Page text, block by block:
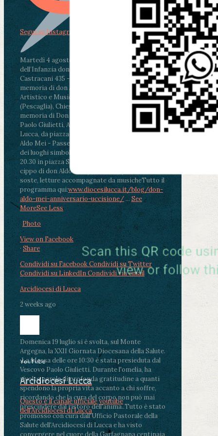
Martedì 4 agosto2026
ore 11:30 - Lucca, Scuola
dell’Infanzia don Aldo Mei - Viale Castruccio
Castracani 435 - Inaugurazione murales in
memoria di don Aldo Mei curato dal Liceo
Artistico e Musicale “Passaglia”
ore 18 - Fiano
(Pescaglia), Chiesa parrocchiale - Messa in
memoria di Don Aldo Mei celebrata da mons.
Paolo Giulietti, Arcivescovo di Lucca
ore 20.30 -
Lucca, da piazza San Michele al Cippo di don
Aldo Mei - Passeggiata della Memoria in alcuni
dei luoghi simbolo della città. Ritrovo alle ore
20.30 in piazza San Michele con conclusione al
cippo di don Aldo Mei (Porta Elisa). Durante le
soste, letture accompagnate da musicheTutto il
programma qui:www.diocesilucca.it/blog/don-
aldo-mei-anniversario-uccisione/ ... See
MoreSee Less
Photo
View on Facebook
· Share
Condividi su FacebookCondividi su Twitter
Condividi su LinkedInCondividi via email
Arcidiocesi di Lucca
2 weeks ago
Domenica 19 luglio si è svolta, sul Monte
Argegna, la XXII Giornata Diocesana della Salute.
.La Messa delle ore 10:30 è stata presieduta dal
Vescovo Paolo Giulietti. Durante l'omelia, ha
rivolto parole di profonda gratitudine a quanti
spendono la propria vita accanto a chi soffre,
ricordando che la cura del corpo non può mai
prescindere dal ristoro dell'anima..Tutto è stato
promosso con cura dall'Ufficio Pastorale della
Salute dell'Arcidiocesi di Lucca e ha visto
convergere nel cuore della Garfagnana centinaia
Segui su Instagram
YouTube
Arcidiocesi Lucca
Questo è il canale ufficiale youtube
dell'Arcidiocesi di Lucca